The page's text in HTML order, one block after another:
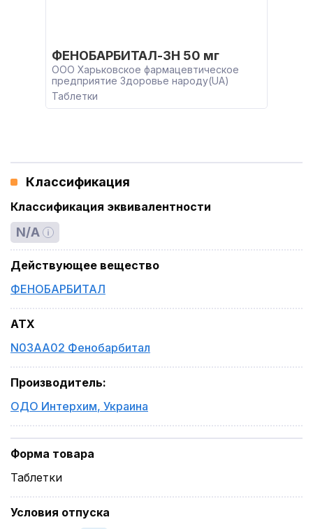
ФЕНОБАРБИТАЛ-ЗН 50 мг
ООО Харьковское фармацевтическое
предприятие Здоровье народу(UA)
Таблетки
Классификация
Классификация эквивалентности
N/A
Действующее вещество
ФЕНОБАРБИТАЛ
ATX
N03AA02 Фенобарбитал
Производитель:
ОДО Интерхим, Украина
Форма товара
Таблетки
Условия отпуска